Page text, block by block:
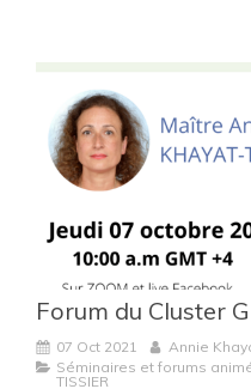
07 Oct 2021
Annie
Séminaires et forums
TISSIER